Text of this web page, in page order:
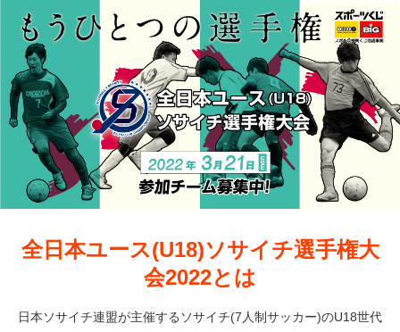
全日本ユース(U18)ソサイチ選手権大
会2022とは
日本ソサイチ連盟が主催するソサイチ(7人制サッカー)のU18世代